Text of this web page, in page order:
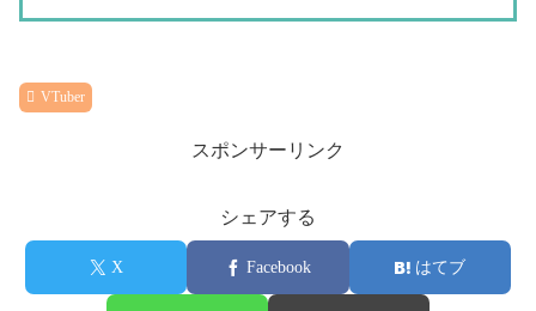
VTuber
スポンサーリンク
シェアする
X Facebook はてブ